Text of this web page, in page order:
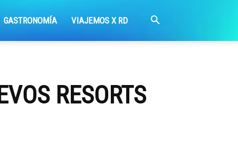
GASTRONOMÍA VIAJEMOS X RD
RESORTS